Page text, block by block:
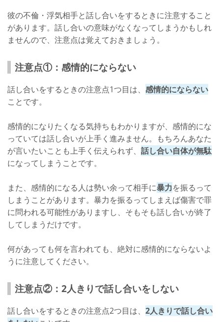
彼の不倫・浮気相手と話し合いをするときに注意すること
があります。話し合いの意味がなくなってしまうかもしれ
ませんので、注意点は覚えておきましょう。
注意点①：感情的にならない
話し合いをするときの注意点1つ目は、 感情的にならない
ことです。
感情的になりたくなる気持ちもわかりますが、感情的にな
っていては話し合いが上手く進みません。もちろんあなた
が言いたいことも上手く伝えられず、 話し合い自体が無駄
になってしまうことです。
また、感情的になる人は勢い余って相手に暴力を振るって
しまうことがあります。暴力を振るってしまえば傷害で罪
に問われる可能性がありますし、そもそも話し合いが終了
してしまうだけです。
何があっても何を言われても、絶対に感情的にならないよ
うに注意してください。
注意点②：2人きりで話し合いをしない
話し合いをするときの注意点2つ目は、 2人きりで話し合い